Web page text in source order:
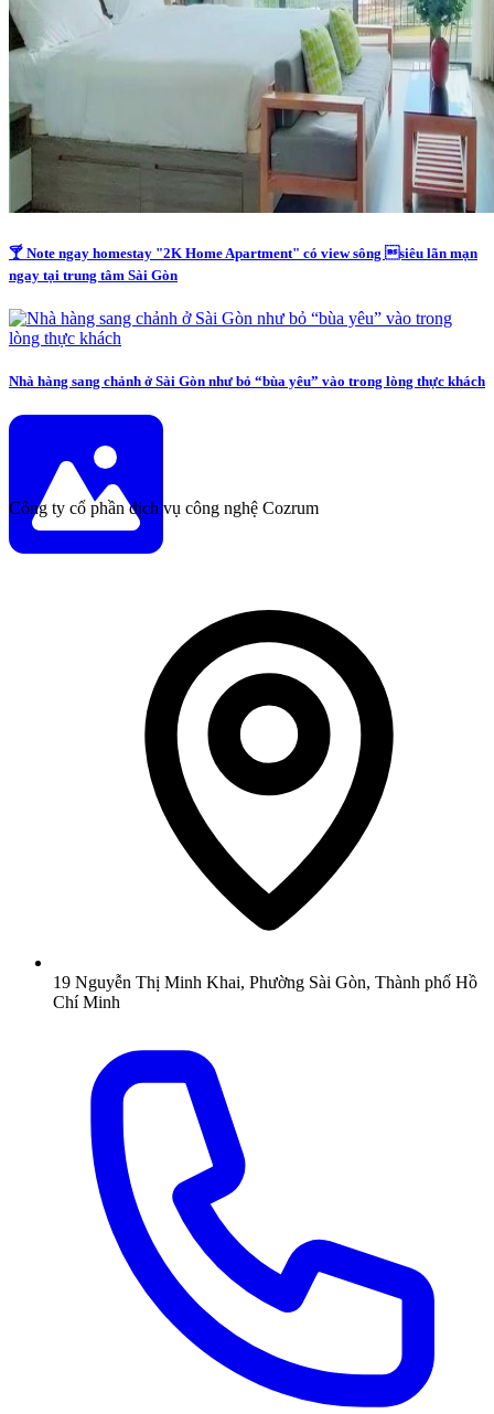
🍸 Note ngay homestay "2K Home Apartment" có view sông siêu lãn mạn
ngay tại trung tâm Sài Gòn
Nhà hàng sang chảnh ở Sài Gòn như bỏ “bùa yêu” vào trong lòng thực khách
Công ty cổ phần dịch vụ công nghệ Cozrum
19 Nguyễn Thị Minh Khai, Phường Sài Gòn, Thành phố Hồ
Chí Minh